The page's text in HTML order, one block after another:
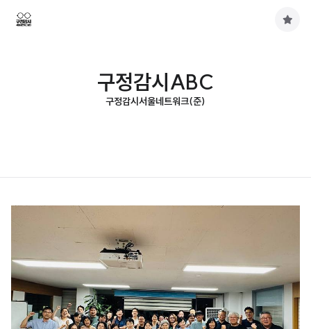
구정감시ABC
구정감시서울네트워크(준)
구